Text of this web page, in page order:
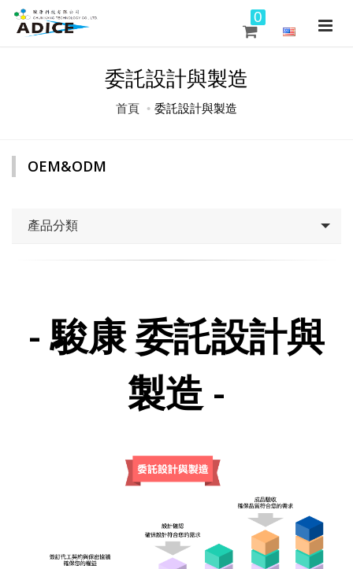
0
委託設計與製造
首頁 委託設計與製造
OEM&ODM
產品分類
- 駿康 委託設計與
製造 -